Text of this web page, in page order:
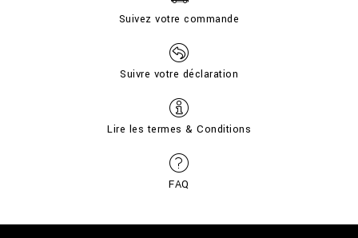
Suivez votre commande
Suivre votre déclaration
Lire les termes & Conditions
FAQ